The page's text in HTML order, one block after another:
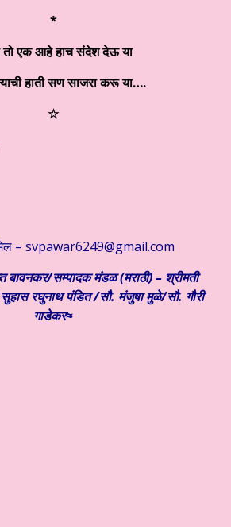
*
तो एक आहे हाच संदेश देऊ या
हातीसण साजरा करू या….
☆
– svpawar6249@gmail.com
बावनकर/सम्पादक मंडळ (मराठी) – श्रीमती
रघुनाथ पंडित /सौ. मंजुषा मुळे/सौ. गौरी
गाडेकर≈